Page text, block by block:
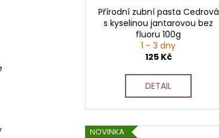
Přírodní zubní pasta Cedrová
s kyselinou jantarovou bez
fluoru 100g
1 - 3 dny
125 Kč
DETAIL
NOVINKA